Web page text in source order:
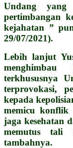
Undang
pertimbangan
kejahatan ”
29/07/2021).
Lebih lanjut
terkhususnya
terprovokasi,
kepada
memicu konflik
jaga kesehatan
memutus
tambahnya.